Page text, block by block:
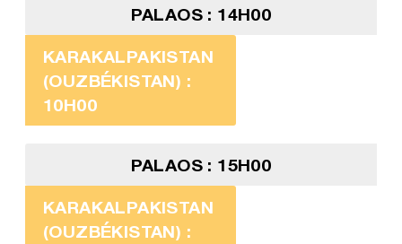
PALAOS : 14H00
KARAKALPAKISTAN
(OUZBÉKISTAN) :
10H00
PALAOS : 15H00
KARAKALPAKISTAN
(OUZBÉKISTAN) :